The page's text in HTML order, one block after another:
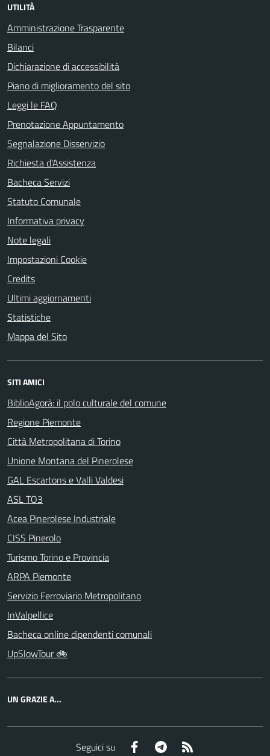
UTILITÀ
Amministrazione Trasparente
Bilanci
Dichiarazione di accessibilità
Piano di miglioramento del sito
Leggi le FAQ
Prenotazione Appuntamento
Segnalazione Disservizio
Richiesta d'Assistenza
Bacheca Servizi
Statuto Comunale
Informativa privacy
Note legali
Impostazioni Cookie
Credits
Ultimi aggiornamenti
Statistiche
Mappa del Sito
SITI AMICI
BiblioAgorà: il polo culturale del comune
Regione Piemonte
Città Metropolitana di Torino
Unione Montana del Pinerolese
GAL Escartons e Valli Valdesi
ASL TO3
Acea Pinerolese Industriale
CISS Pinerolo
Turismo Torino e Provincia
ARPA Piemonte
Servizio Ferroviario Metropolitano
InValpellice
Bacheca online dipendenti comunali
UpSlowTour 🚲
UN GRAZIE A...
Seguici su Facebook Telegram